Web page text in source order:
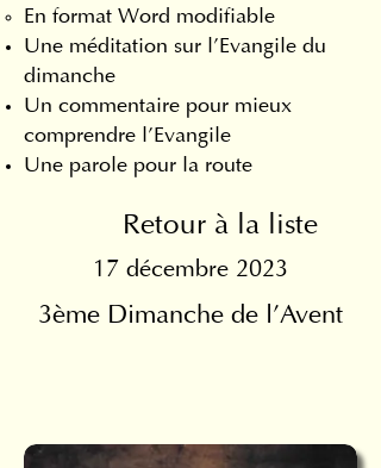
En format Word modifiable
Une méditation sur l'Evangile du
dimanche
Un commentaire pour mieux
comprendre l'Evangile
Une parole pour la route
Retour à la liste
17 décembre 2023
3ème Dimanche de l'Avent